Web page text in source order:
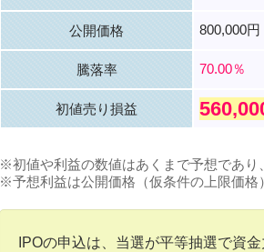
公開価格 800,000円
騰落率 70.00％
初値売り損益
※初値や利益の数値はあくまで予想であり
※予想利益は公開価格（仮条件の上限価格
IPOの申込は、当選が平等抽選で資